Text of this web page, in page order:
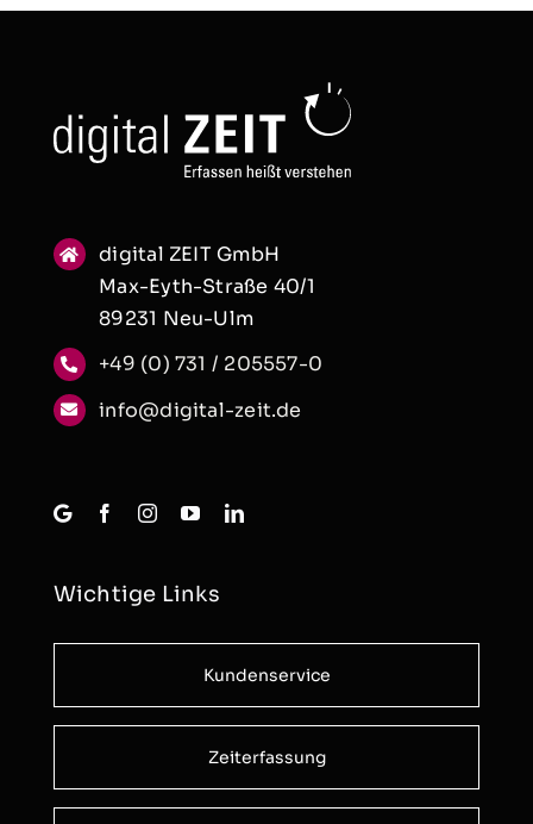
digital ZEIT GmbH
Max-Eyth-Straße 40/1
89231 Neu-Ulm
+49 (0) 731 / 205557-0
info@digital-zeit.de
Wichtige Links
Kundenservice
Zeiterfassung